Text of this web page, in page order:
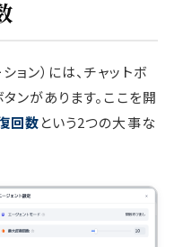
ン）には、チャットボ
タンがあります。ここを開
回数という2つの大事な